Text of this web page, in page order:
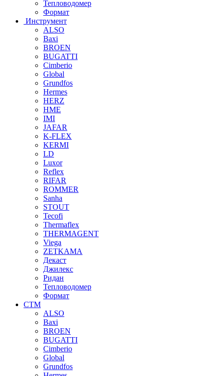
Тепловодомер
Формат
Инструмент
ALSO
Baxi
BROEN
BUGATTI
Cimberio
Global
Grundfos
Hermes
HERZ
HME
IMI
JAFAR
K-FLEX
KERMI
LD
Luxor
Reflex
RIFAR
ROMMER
Sanha
STOUT
Tecofi
Thermaflex
THERMAGENT
Viega
ZETKAMA
Декаст
Джилекс
Ридан
Тепловодомер
Формат
СТМ
ALSO
Baxi
BROEN
BUGATTI
Cimberio
Global
Grundfos